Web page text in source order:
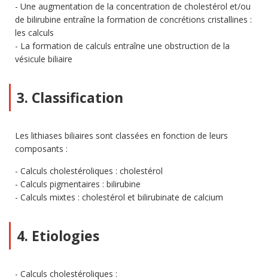
Une augmentation de la concentration de cholestérol et/ou
de bilirubine entraîne la formation de concrétions cristallines :
les calculs
La formation de calculs entraîne une obstruction de la
vésicule biliaire
3. Classification
Les lithiases biliaires sont classées en fonction de leurs
composants :
Calculs cholestéroliques : cholestérol
Calculs pigmentaires : bilirubine
Calculs mixtes : cholestérol et bilirubinate de calcium
4. Etiologies
Calculs cholestéroliques :